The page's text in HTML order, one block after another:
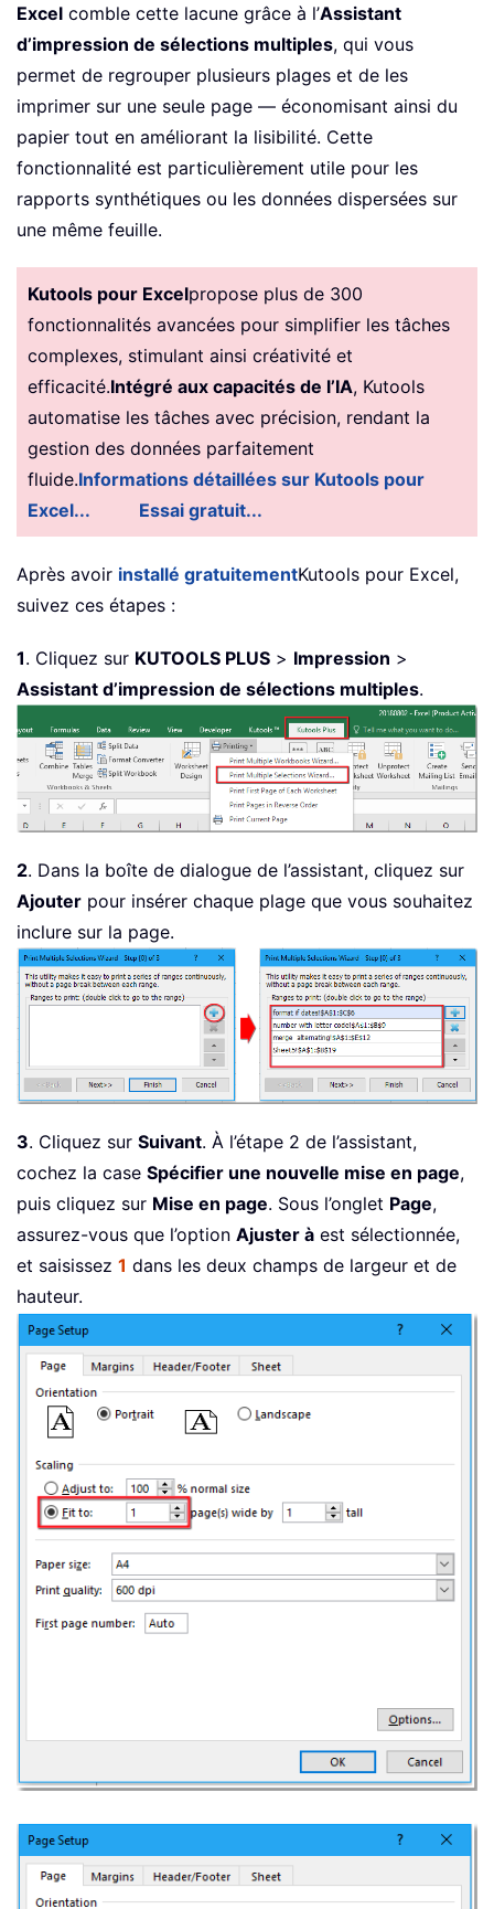
Excel comble cette lacune grâce à l’Assistant
d’impression de sélections multiples, qui vous
permet de regrouper plusieurs plages et de les
imprimer sur une seule page — économisant ainsi du
papier tout en améliorant la lisibilité. Cette
fonctionnalité est particulièrement utile pour les
rapports synthétiques ou les données dispersées sur
une même feuille.
Kutools pour Excelpropose plus de 300
fonctionnalités avancées pour simplifier les tâches
complexes, stimulant ainsi créativité et
efficacité.Intégré aux capacités de l’IA, Kutools
automatise les tâches avec précision, rendant la
gestion des données parfaitement
fluide.Informations détaillées sur Kutools pour
Excel...
Essai gratuit...
Après avoir installé gratuitementKutools pour Excel,
suivez ces étapes :
1. Cliquez sur KUTOOLS PLUS > Impression >
Assistant d’impression de sélections multiples.
2. Dans la boîte de dialogue de l’assistant, cliquez sur
Ajouter pour insérer chaque plage que vous souhaitez
inclure sur la page.
3. Cliquez sur Suivant. À l’étape 2 de l’assistant,
cochez la case Spécifier une nouvelle mise en page,
puis cliquez sur Mise en page. Sous l’onglet Page,
assurez-vous que l’option Ajuster à est sélectionnée,
et saisissez 1 dans les deux champs de largeur et de
hauteur.